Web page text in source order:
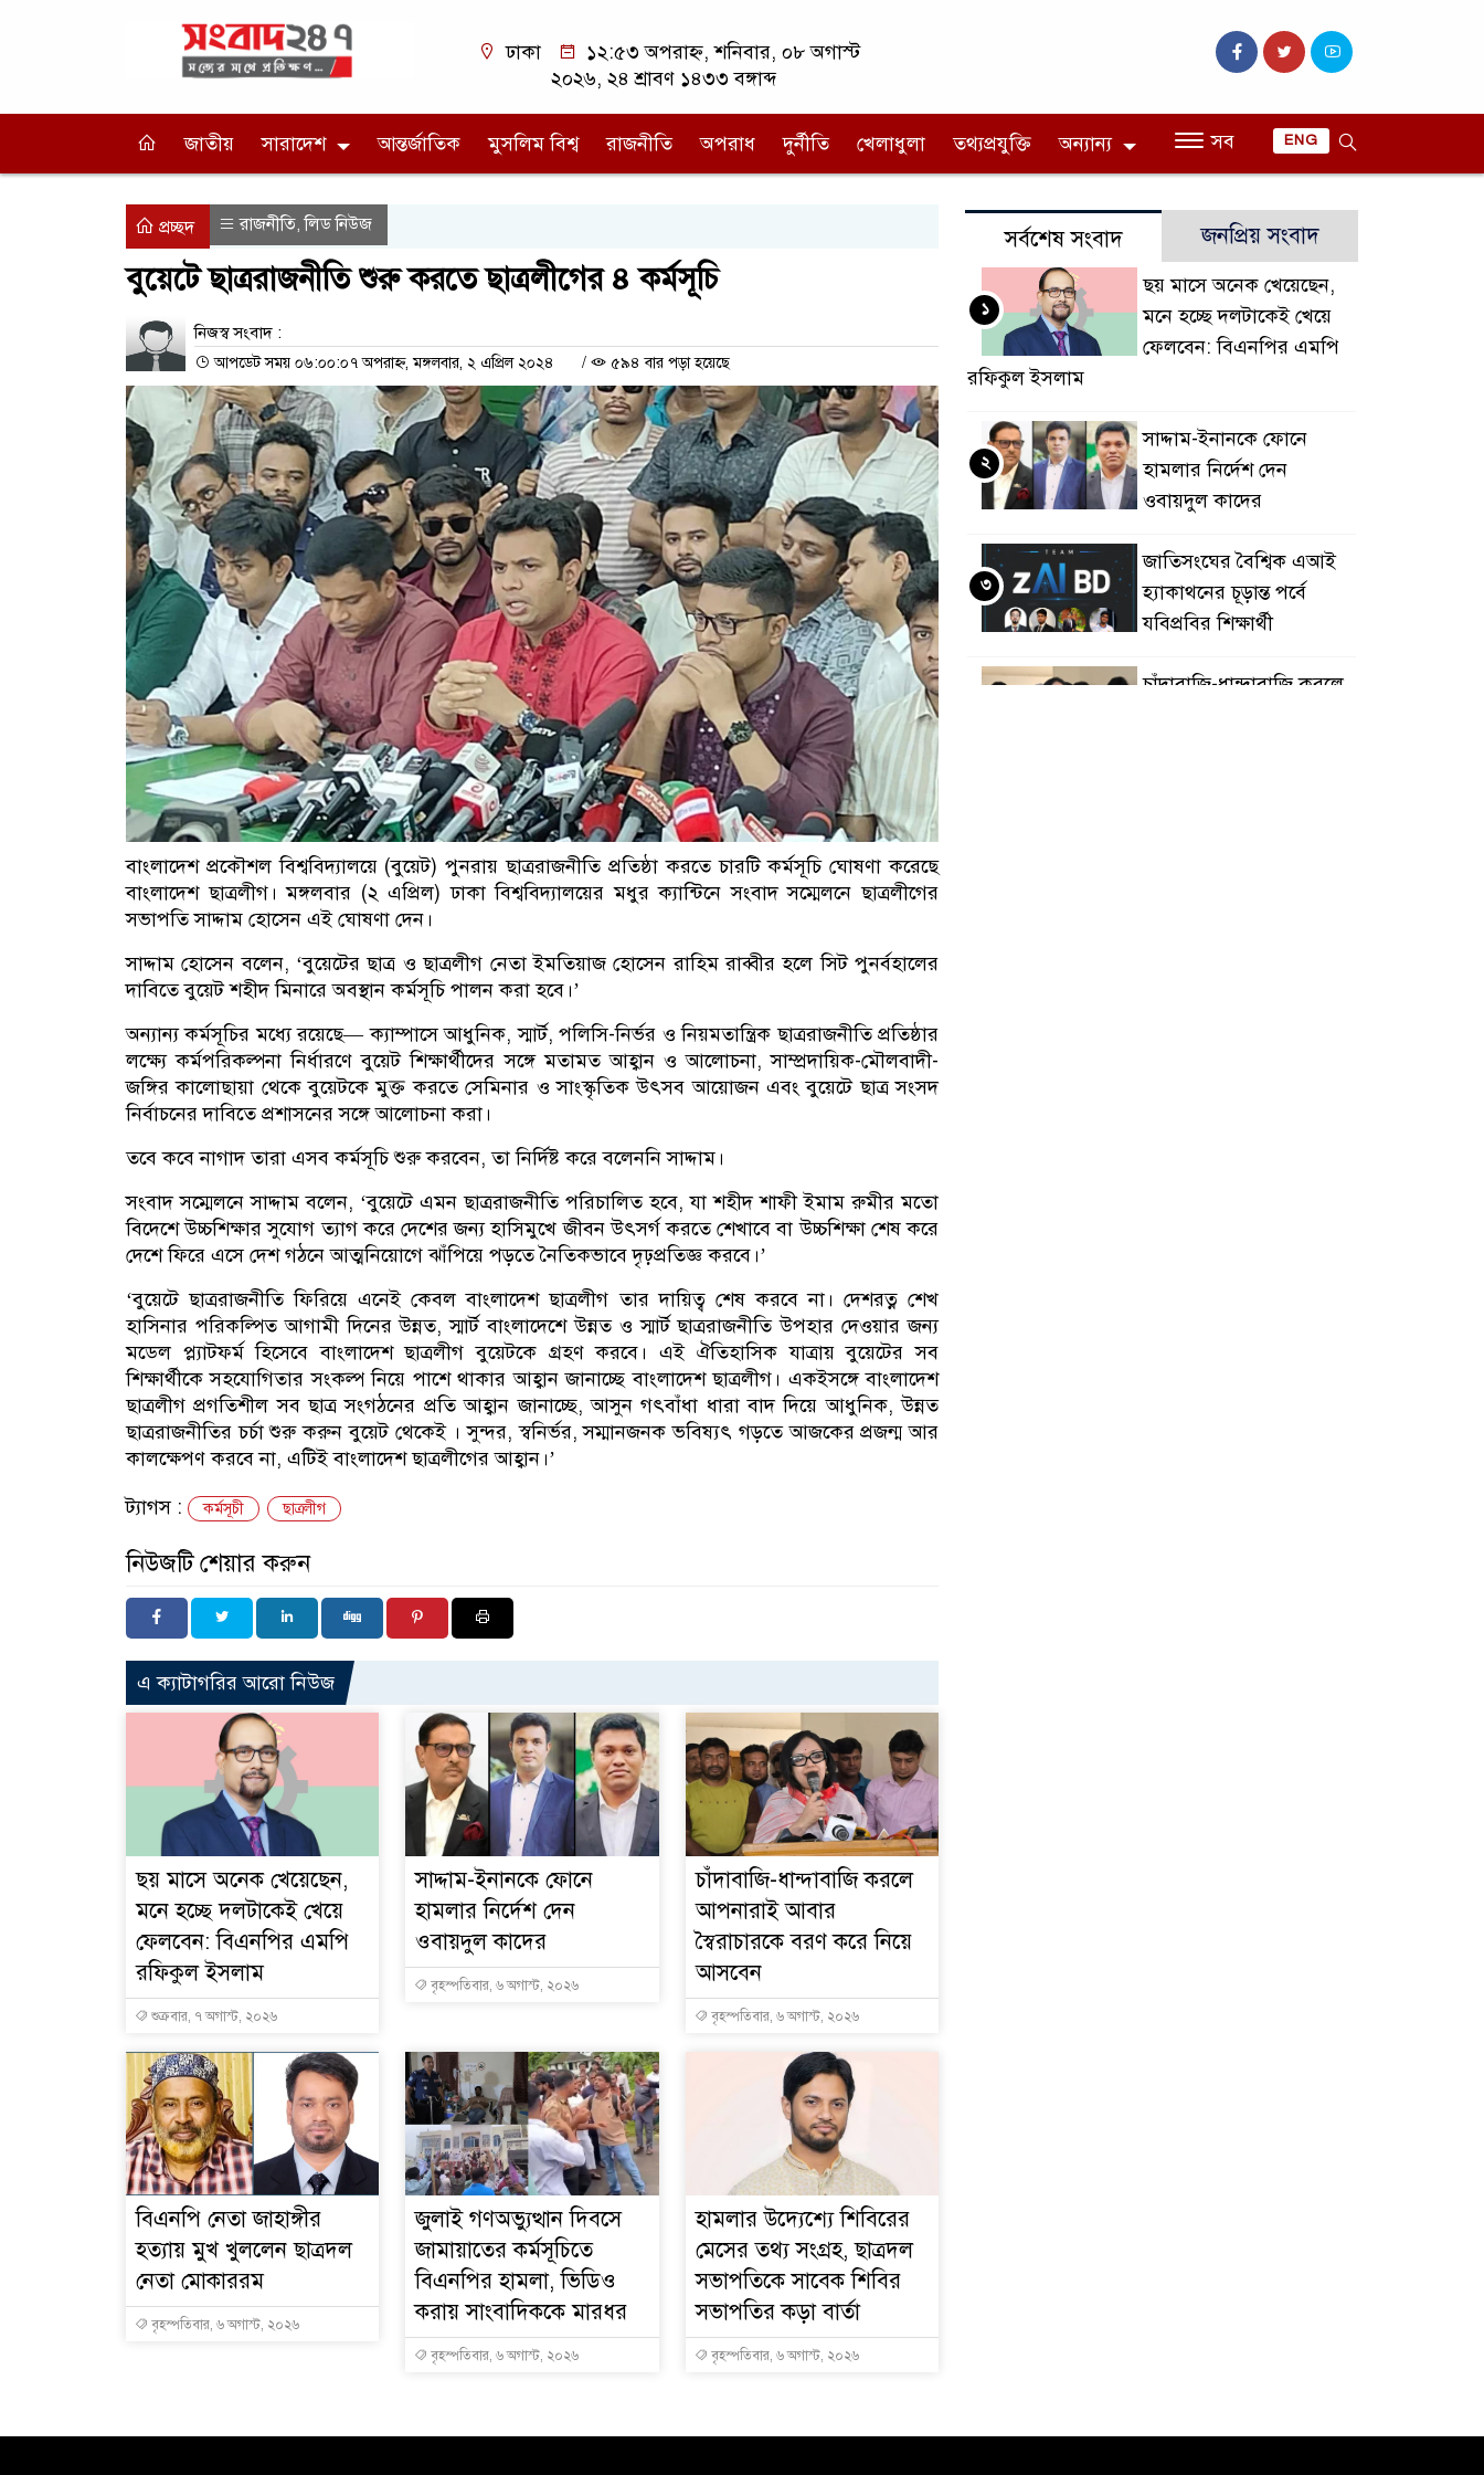
ঢাকা
১২:৫৩ অপরাহ্ন, শনিবার, ০৮ অগাস্ট
২০২৬, ২৪ শ্রাবণ ১৪৩৩ বঙ্গাব্দ
জাতীয় সারাদেশ আন্তর্জাতিক মুসলিম বিশ্ব রাজনীতি অপরাধ দুর্নীতি খেলাধুলা তথ্যপ্রযুক্তি অন্যান্য সব ENG
প্রচ্ছদ রাজনীতি,লিড নিউজ
বুয়েটে ছাত্ররাজনীতি শুরু করতে ছাত্রলীগের ৪ কর্মসূচি
নিজস্ব সংবাদ :
আপডেট সময় ০৬:০০:০৭ অপরাহ্ন, মঙ্গলবার, ২ এপ্রিল ২০২৪ / ৫৯৪ বার পড়া হয়েছে
বাংলাদেশ প্রকৌশল বিশ্ববিদ্যালয়ে (বুয়েট) পুনরায় ছাত্ররাজনীতি প্রতিষ্ঠা করতে চারটি কর্মসূচি ঘোষণা করেছে
বাংলাদেশ ছাত্রলীগ। মঙ্গলবার (২ এপ্রিল) ঢাকা বিশ্ববিদ্যালয়ের মধুর ক্যান্টিনে সংবাদ সম্মেলনে ছাত্রলীগের
সভাপতি সাদ্দাম হোসেন এই ঘোষণা দেন।
সাদ্দাম হোসেন বলেন, ‘বুয়েটের ছাত্র ও ছাত্রলীগ নেতা ইমতিয়াজ হোসেন রাহিম রাব্বীর হলে সিট পুনর্বহালের
দাবিতে বুয়েট শহীদ মিনারে অবস্থান কর্মসূচি পালন করা হবে।’
অন্যান্য কর্মসূচির মধ্যে রয়েছে— ক্যাম্পাসে আধুনিক, স্মার্ট, পলিসি-নির্ভর ও নিয়মতান্ত্রিক ছাত্ররাজনীতি প্রতিষ্ঠার
লক্ষ্যে কর্মপরিকল্পনা নির্ধারণে বুয়েট শিক্ষার্থীদের সঙ্গে মতামত আহ্বান ও আলোচনা, সাম্প্রদায়িক-মৌলবাদী-
জঙ্গির কালোছায়া থেকে বুয়েটকে মুক্ত করতে সেমিনার ও সাংস্কৃতিক উৎসব আয়োজন এবং বুয়েটে ছাত্র সংসদ
নির্বাচনের দাবিতে প্রশাসনের সঙ্গে আলোচনা করা।
তবে কবে নাগাদ তারা এসব কর্মসূচি শুরু করবেন, তা নির্দিষ্ট করে বলেননি সাদ্দাম।
সংবাদ সম্মেলনে সাদ্দাম বলেন, ‘বুয়েটে এমন ছাত্ররাজনীতি পরিচালিত হবে, যা শহীদ শাফী ইমাম রুমীর মতো
বিদেশে উচ্চশিক্ষার সুযোগ ত্যাগ করে দেশের জন্য হাসিমুখে জীবন উৎসর্গ করতে শেখাবে বা উচ্চশিক্ষা শেষ করে
দেশে ফিরে এসে দেশ গঠনে আত্মনিয়োগে ঝাঁপিয়ে পড়তে নৈতিকভাবে দৃঢ়প্রতিজ্ঞ করবে।’
‘বুয়েটে ছাত্ররাজনীতি ফিরিয়ে এনেই কেবল বাংলাদেশ ছাত্রলীগ তার দায়িত্ব শেষ করবে না। দেশরত্ন শেখ
হাসিনার পরিকল্পিত আগামী দিনের উন্নত, স্মার্ট বাংলাদেশে উন্নত ও স্মার্ট ছাত্ররাজনীতি উপহার দেওয়ার জন্য
মডেল প্ল্যাটফর্ম হিসেবে বাংলাদেশ ছাত্রলীগ বুয়েটকে গ্রহণ করবে। এই ঐতিহাসিক যাত্রায় বুয়েটের সব
শিক্ষার্থীকে সহযোগিতার সংকল্প নিয়ে পাশে থাকার আহ্বান জানাচ্ছে বাংলাদেশ ছাত্রলীগ। একইসঙ্গে বাংলাদেশ
ছাত্রলীগ প্রগতিশীল সব ছাত্র সংগঠনের প্রতি আহ্বান জানাচ্ছে, আসুন গৎবাঁধা ধারা বাদ দিয়ে আধুনিক, উন্নত
ছাত্ররাজনীতির চর্চা শুরু করুন বুয়েট থেকেই । সুন্দর, স্বনির্ভর, সম্মানজনক ভবিষ্যৎ গড়তে আজকের প্রজন্ম আর
কালক্ষেপণ করবে না, এটিই বাংলাদেশ ছাত্রলীগের আহ্বান।’
ট্যাগস :
কর্মসূচী ছাত্রলীগ
নিউজটি শেয়ার করুন
এ ক্যাটাগরির আরো নিউজ
ছয় মাসে অনেক খেয়েছেন,
মনে হচ্ছে দলটাকেই খেয়ে
ফেলবেন: বিএনপির এমপি
রফিকুল ইসলাম
শুক্রবার, ৭ অগাস্ট, ২০২৬
সাদ্দাম-ইনানকে ফোনে
হামলার নির্দেশ দেন
ওবায়দুল কাদের
বৃহস্পতিবার, ৬ অগাস্ট, ২০২৬
চাঁদাবাজি-ধান্দাবাজি করলে
আপনারাই আবার
স্বৈরাচারকে বরণ করে নিয়ে
আসবেন
বৃহস্পতিবার, ৬ অগাস্ট, ২০২৬
বিএনপি নেতা জাহাঙ্গীর
হত্যায় মুখ খুললেন ছাত্রদল
নেতা মোকাররম
বৃহস্পতিবার, ৬ অগাস্ট, ২০২৬
জুলাই গণঅভ্যুত্থান দিবসে
জামায়াতের কর্মসূচিতে
বিএনপির হামলা, ভিডিও
করায় সাংবাদিককে মারধর
বৃহস্পতিবার, ৬ অগাস্ট, ২০২৬
হামলার উদ্যেশ্যে শিবিরের
মেসের তথ্য সংগ্রহ, ছাত্রদল
সভাপতিকে সাবেক শিবির
সভাপতির কড়া বার্তা
বৃহস্পতিবার, ৬ অগাস্ট, ২০২৬
সর্বশেষ সংবাদ জনপ্রিয় সংবাদ
ছয় মাসে অনেক খেয়েছেন,
মনে হচ্ছে দলটাকেই খেয়ে
ফেলবেন: বিএনপির এমপি
রফিকুল ইসলাম
১
সাদ্দাম-ইনানকে ফোনে
হামলার নির্দেশ দেন
ওবায়দুল কাদের
২
জাতিসংঘের বৈশ্বিক এআই
হ্যাকাথনের চূড়ান্ত পর্বে
যবিপ্রবির শিক্ষার্থী
৩
চাঁদাবাজি-ধান্দাবাজি করলে